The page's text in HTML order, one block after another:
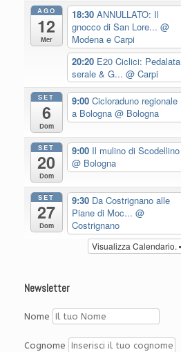
AGO
12
Mer
18:30 ANNULLATO: Il
gnocco di San Lore... @
Modena e Carpi
20:20 E20 Ciclici: Pedalata
serale & G... @ Carpi
SET
6
Dom
9:00 Cicloraduno regionale
a Bologna @ Bologna
SET
20
Dom
9:00 Il mulino di Scodellino
@ Bologna
SET
27
Dom
9:30 Da Costrignano alle
Piane di Moc... @
Costrignano
Visualizza Calendario.
Newsletter
Nome
Cognome